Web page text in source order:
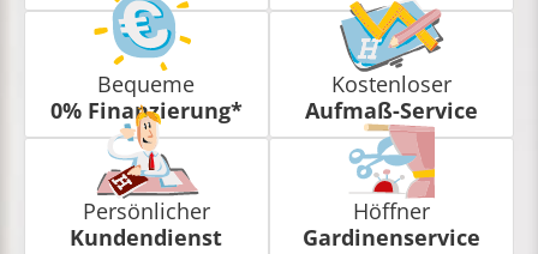
Bequeme
0% Finanzierung*
Kostenloser
Aufmaß-Service
Persönlicher
Kundendienst
Höffner
Gardinenservice